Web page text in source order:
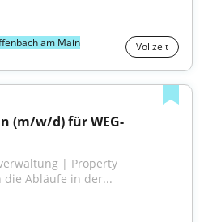
am Main Vollzeit
(m/w/d) für WEG-
| Property
die Abläufe in der...